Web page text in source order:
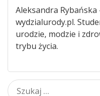
Aleksandra
wydzialurody.pl.
urodzie, modzie i
trybu życia.
Szukaj: